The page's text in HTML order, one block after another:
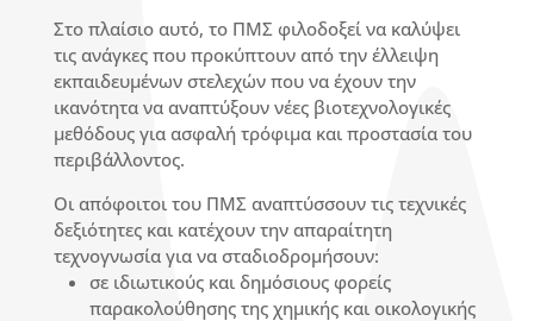
Στο πλαίσιο αυτό, το ΠΜΣ φιλοδοξεί να καλύψει
τις ανάγκες που προκύπτουν από την έλλειψη
εκπαιδευμένων στελεχών που να έχουν την
ικανότητα να αναπτύξουν νέες βιοτεχνολογικές
μεθόδους για ασφαλή τρόφιμα και προστασία του
περιβάλλοντος.
Οι απόφοιτοι του ΠΜΣ αναπτύσσουν τις τεχνικές
δεξιότητες και κατέχουν την απαραίτητη
τεχνογνωσία για να σταδιοδρομήσουν:
σε ιδιωτικούς και δημόσιους φορείς
παρακολούθησης της χημικής και οικολογικής